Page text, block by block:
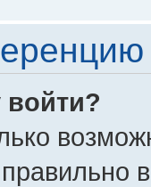
войти?